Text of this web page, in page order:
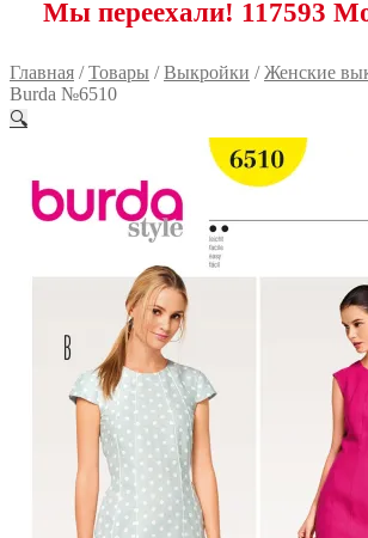
117593 Москва,
Главная /Товары /Выкройки /Женские
Burda №6510
🔍